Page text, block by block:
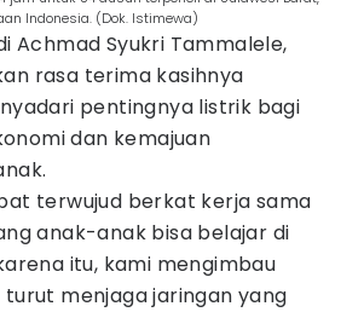
Indonesia. (Dok. Istimewa)
Achmad Syukri Tammalele,
rasa terima kasihnya
pentingnya listrik bagi
dan kemajuan
terwujud berkat kerja sama
anak-anak bisa belajar di
itu, kami mengimbau
menjaga jaringan yang